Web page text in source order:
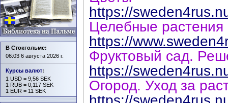
https://
Целебные растения
https://
Фруктовый сад.
https://
Огород. Уход за
В Стокгольме:
06:03 6 августа 2026 г.
Курсы валют:
1 USD = 9,56 SEK
1 RUB = 0,117 SEK
1 EUR = 11 SEK